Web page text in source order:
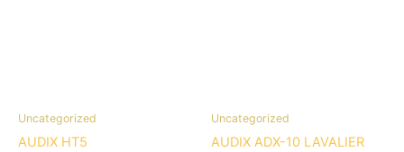
Uncategorized
AUDIX HT5
Uncategorized
AUDIX ADX-10 LAVALIER